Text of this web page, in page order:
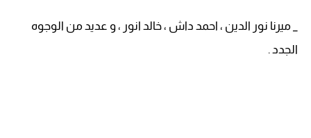
_ ميرنا نور الدين ، احمد داش ، خالد انور ، و عديد من الوجوه
الجدد .